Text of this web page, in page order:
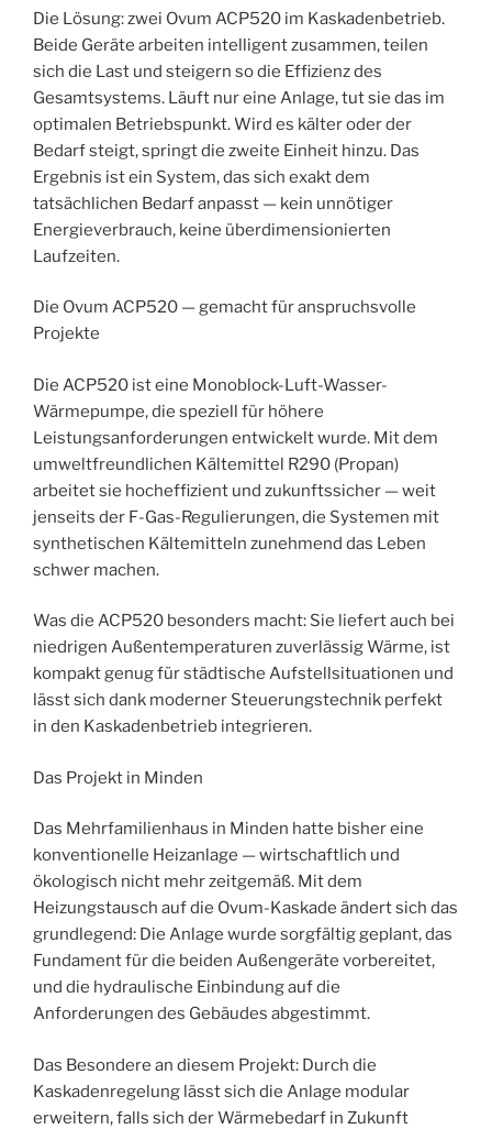
Die Lösung: zwei Ovum ACP520 im Kaskadenbetrieb.
Beide Geräte arbeiten intelligent zusammen, teilen
sich die Last und steigern so die Effizienz des
Gesamtsystems. Läuft nur eine Anlage, tut sie das im
optimalen Betriebspunkt. Wird es kälter oder der
Bedarf steigt, springt die zweite Einheit hinzu. Das
Ergebnis ist ein System, das sich exakt dem
tatsächlichen Bedarf anpasst — kein unnötiger
Energieverbrauch, keine überdimensionierten
Laufzeiten.
Die Ovum ACP520 — gemacht für anspruchsvolle
Projekte
Die ACP520 ist eine Monoblock-Luft-Wasser-
Wärmepumpe, die speziell für höhere
Leistungsanforderungen entwickelt wurde. Mit dem
umweltfreundlichen Kältemittel R290 (Propan)
arbeitet sie hocheffizient und zukunftssicher — weit
jenseits der F-Gas-Regulierungen, die Systemen mit
synthetischen Kältemitteln zunehmend das Leben
schwer machen.
Was die ACP520 besonders macht: Sie liefert auch bei
niedrigen Außentemperaturen zuverlässig Wärme, ist
kompakt genug für städtische Aufstellsituationen und
lässt sich dank moderner Steuerungstechnik perfekt
in den Kaskadenbetrieb integrieren.
Das Projekt in Minden
Das Mehrfamilienhaus in Minden hatte bisher eine
konventionelle Heizanlage — wirtschaftlich und
ökologisch nicht mehr zeitgemäß. Mit dem
Heizungstausch auf die Ovum-Kaskade ändert sich das
grundlegend: Die Anlage wurde sorgfältig geplant, das
Fundament für die beiden Außengeräte vorbereitet,
und die hydraulische Einbindung auf die
Anforderungen des Gebäudes abgestimmt.
Das Besondere an diesem Projekt: Durch die
Kaskadenregelung lässt sich die Anlage modular
erweitern, falls sich der Wärmebedarf in Zukunft